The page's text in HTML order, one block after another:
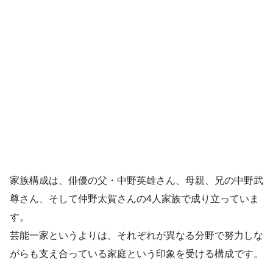
家族構成は、俳優の父・中野英雄さん、母親、兄の中野武
尊さん、そして仲野太賀さんの4人家族で成り立っていま
す。
芸能一家というよりは、それぞれが異なる分野で努力しな
がらも支え合っている家庭という印象を受ける構成です。